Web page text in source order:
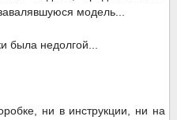
модель...
была недолгой...
ни в инструкции, ни на